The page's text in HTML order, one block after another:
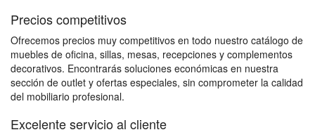
Precios competitivos
Ofrecemos precios muy competitivos en todo nuestro catálogo de
muebles de oficina, sillas, mesas, recepciones y complementos
decorativos. Encontrarás soluciones económicas en nuestra
sección de outlet y ofertas especiales, sin comprometer la calidad
del mobiliario profesional.
Excelente servicio al cliente